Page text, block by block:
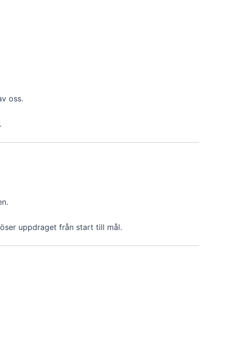
oss.
uppdraget från start till mål.